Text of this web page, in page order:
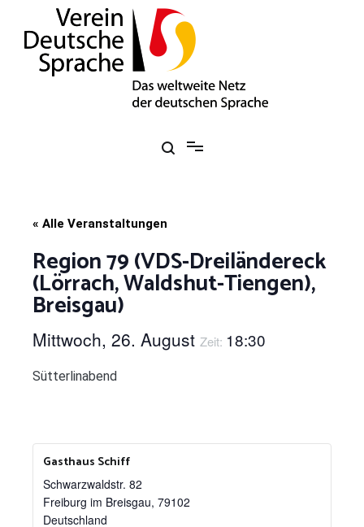
springen
« Alle Veranstaltungen
Region 79 (VDS-Dreiländereck
(Lörrach, Waldshut-Tiengen),
Breisgau)
Mittwoch, 26. August Zeit: 18:30
Sütterlinabend
Gasthaus Schiff
Schwarzwaldstr. 82
Freiburg im Breisgau, 79102
Deutschland